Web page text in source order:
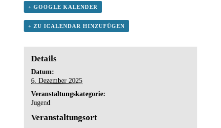
+ GOOGLE KALENDER
+ ZU ICALENDAR HINZUFÜGEN
Details
Datum:
6. Dezember 2025
Veranstaltungskategorie:
Jugend
Veranstaltungsort